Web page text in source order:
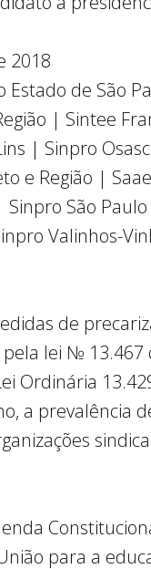
2018
Estado de São
| Sintee
| Sinpro
e Região |
Sinpro São
Valinhos-
de
lei № 13.467
Ordinária
a prevalência
para a